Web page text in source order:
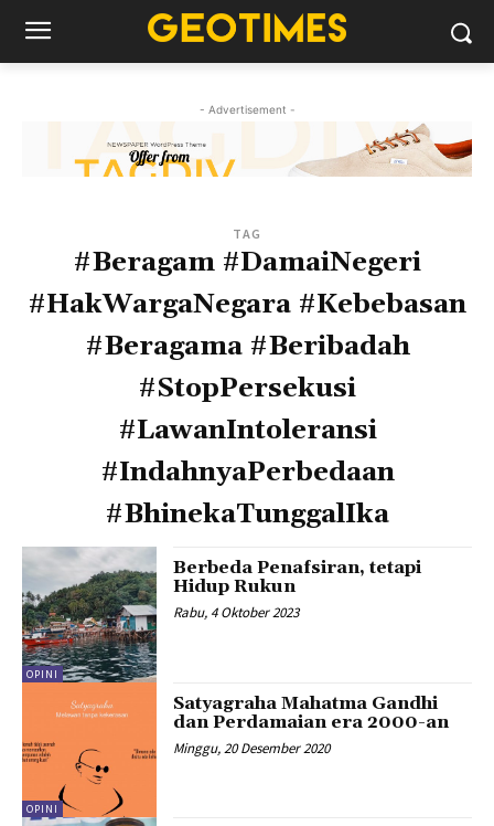
- Advertisement -
TAG
#Beragam #DamaiNegeri
#HakWargaNegara #Kebebasan
#Beragama #Beribadah
#StopPersekusi
#LawanIntoleransi
#IndahnyaPerbedaan
#BhinekaTunggalIka
OPINI
Berbeda Penafsiran, tetapi
Hidup Rukun
Rabu, 4 Oktober 2023
OPINI
Satyagraha Mahatma Gandhi
dan Perdamaian era 2000-an
Minggu, 20 Desember 2020